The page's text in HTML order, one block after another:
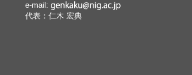
e-mail:
代表：仁木 宏典